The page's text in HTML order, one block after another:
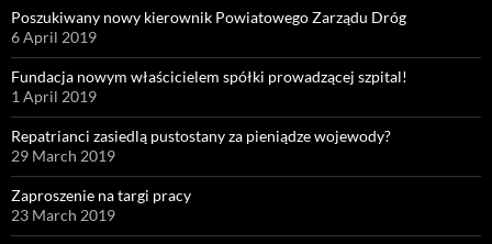
Poszukiwany nowy kierownik Powiatowego Zarządu Dróg
6 April 2019
Fundacja nowym właścicielem spółki prowadzącej szpital!
1 April 2019
Repatrianci zasiedlą pustostany za pieniądze wojewody?
29 March 2019
Zaproszenie na targi pracy
23 March 2019